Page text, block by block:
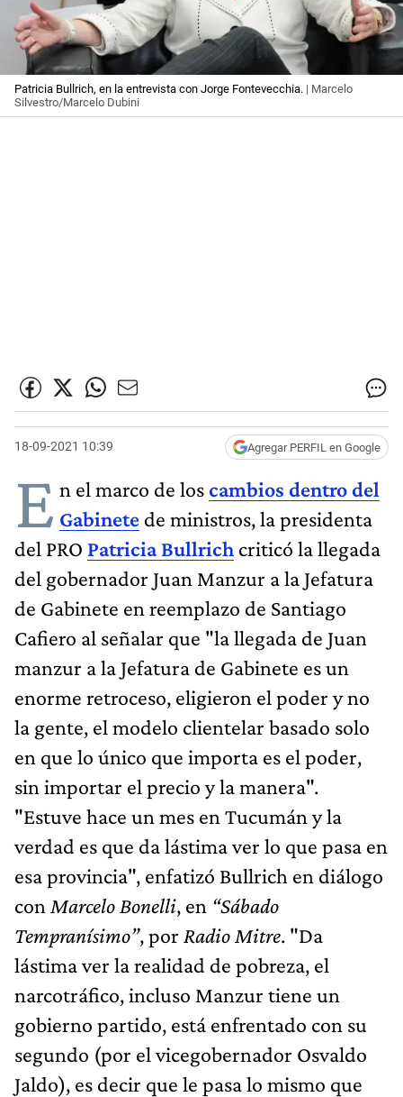
Patricia Bullrich, en la entrevista con Jorge Fontevecchia. | Marcelo
Silvestro/Marcelo Dubini
18-09-2021 10:39 Agregar PERFIL en Google
E n el marco de loscambios dentro del
Gabinete de ministros, la presidenta
del PRO Patricia Bullrich criticó la llegada
del gobernador Juan Manzur a la Jefatura
de Gabinete en reemplazo de Santiago
Cafiero al señalar que "la llegada de Juan
manzur a la Jefatura de Gabinete es un
enorme retroceso, eligieron el poder y no
la gente, el modelo clientelar basado solo
en que lo único que importa es el poder,
sin importar el precio y la manera".
"Estuve hace un mes en Tucumán y la
verdad es que da lástima ver lo que pasa en
esa provincia", enfatizó Bullrich en diálogo
con Marcelo Bonelli, en “Sábado
Tempranísimo”, por Radio Mitre. "Da
lástima ver la realidad de pobreza, el
narcotráfico, incluso Manzur tiene un
gobierno partido, está enfrentado con su
segundo (por el vicegobernador Osvaldo
Jaldo), es decir que le pasa lo mismo que